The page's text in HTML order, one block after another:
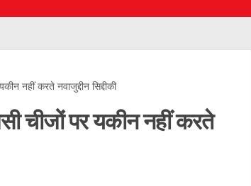
नहीं करते नवाजुद्दीन सिद्दीकी
चीजों पर यकीन नहीं करते